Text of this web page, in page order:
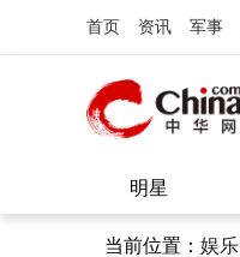
首页 资讯 军事
明星
当前位置： 娱乐